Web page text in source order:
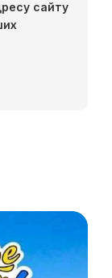
сайту